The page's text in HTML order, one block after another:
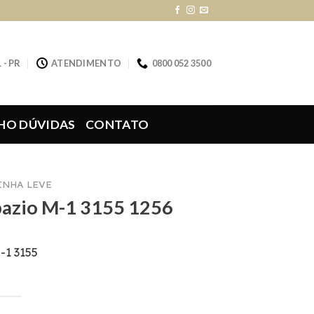
- PR ATENDIMENTO 0800 052 3500
DÚVIDAS CONTATO
LEVE
M-1 3155 1256
1 3155